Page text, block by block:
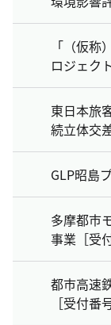
「（仮
ロジェク
東日本旅
続立体交
GLP昭島
多摩都市
事業［受
都市高速
［受付番